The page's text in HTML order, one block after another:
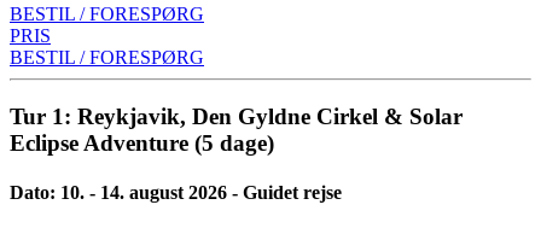
BESTIL / FORESPØRG
PRIS
BESTIL / FORESPØRG
Tur 1: Reykjavik, Den Gyldne Cirkel & Solar
Eclipse Adventure (5 dage)
Dato: 10. - 14. august 2026 - Guidet rejse